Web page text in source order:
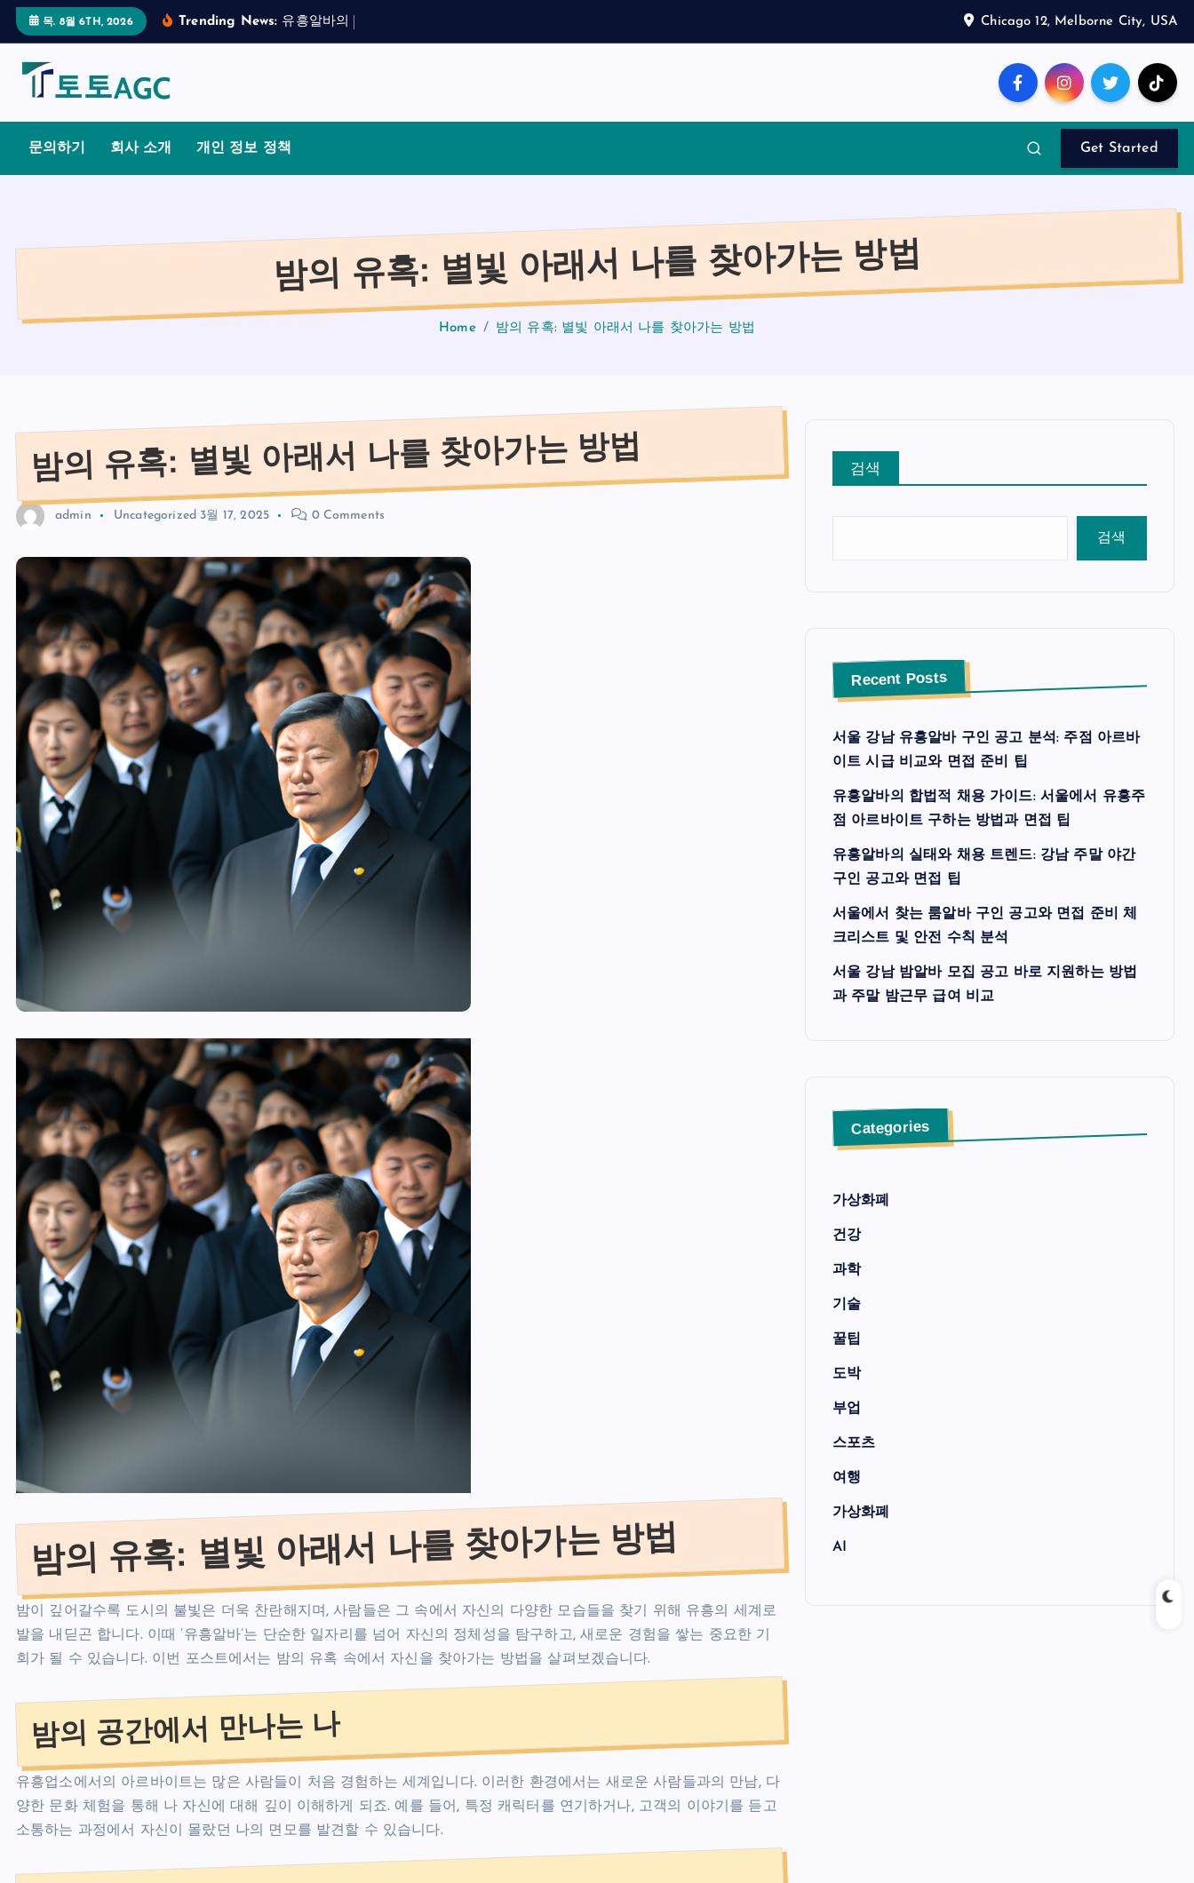
o
목. 8월 6TH, 2026 Trending News: 유 흥알바의 Chicago 12, Melborne City, USA
문의하기 회사 소개 개인 정보 정책 Get Started
밤의 유혹: 별빛 아래서 나를 찾아가는 방법
Home 밤의 유혹: 별빛 아래서 나를 찾아가는 방법
밤의 유혹: 별빛 아래서 나를 찾아가는 방법
admin Uncategorized 3월 17, 2025 0 Comments
밤의 유혹: 별빛 아래서 나를 찾아가는 방법
밤이 깊어갈수록 도시의 불빛은 더욱 찬란해지며, 사람들은 그 속에서 자신의 다양한 모습들을 찾기 위해 유흥의 세계로
발을 내딛곤 합니다. 이때 ‘유흥알바’는 단순한 일자리를 넘어 자신의 정체성을 탐구하고, 새로운 경험을 쌓는 중요한 기
회가 될 수 있습니다. 이번 포스트에서는 밤의 유혹 속에서 자신을 찾아가는 방법을 살펴보겠습니다.
밤의 공간에서 만나는 나
유흥업소에서의 아르바이트는 많은 사람들이 처음 경험하는 세계입니다. 이러한 환경에서는 새로운 사람들과의 만남, 다
양한 문화 체험을 통해 나 자신에 대해 깊이 이해하게 되죠. 예를 들어, 특정 캐릭터를 연기하거나, 고객의 이야기를 듣고
소통하는 과정에서 자신이 몰랐던 나의 면모를 발견할 수 있습니다.
검색
검색
Recent Posts
서울 강남 유흥알바 구인 공고 분석: 주점 아르바
이트 시급 비교와 면접 준비 팁
유흥알바의 합법적 채용 가이드: 서울에서 유흥주
점 아르바이트 구하는 방법과 면접 팁
유흥알바의 실태와 채용 트렌드: 강남 주말 야간
구인 공고와 면접 팁
서울에서 찾는 룸알바 구인 공고와 면접 준비 체
크리스트 및 안전 수칙 분석
서울 강남 밤알바 모집 공고 바로 지원하는 방법
과 주말 밤근무 급여 비교
Categories
가상화폐
건강
과학
기술
꿀팁
도박
부업
스포츠
여행
가상화폐
AI